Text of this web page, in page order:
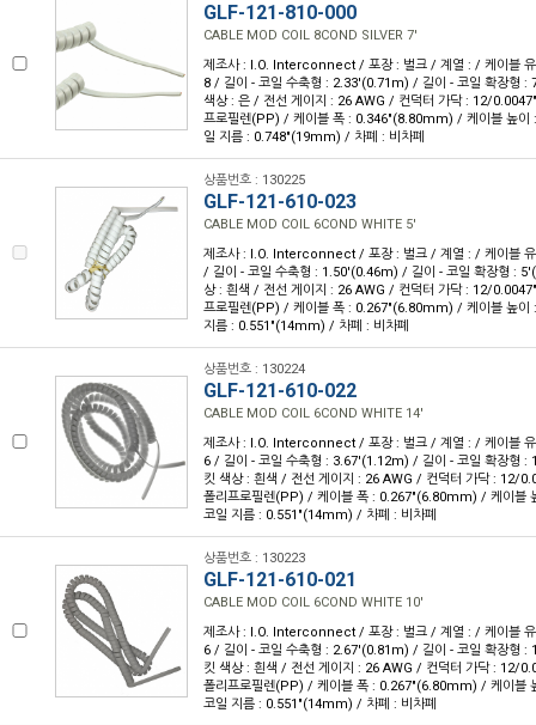
GLF-121-810-000
CABLE MOD COIL 8COND SILVER 7'
제조사 : I.O. Interconnect / 포장 : 벌크 / 계열 : / 케이블
8 / 길이 - 코일 수축형 : 2.33'(0.71m) / 길이 - 코일 확장형
색상 : 은 / 전선 게이지 : 26 AWG / 컨덕터 가닥 : 12/
프로필렌(PP) / 케이블 폭 : 0.346"(8.80mm) / 케이블 높
일 지름 : 0.748"(19mm) / 차폐 : 비차폐
상품번호 : 130225
GLF-121-610-023
CABLE MOD COIL 6COND WHITE 5'
제조사 : I.O. Interconnect / 포장 : 벌크 / 계열 : / 케이블
/ 길이 - 코일 수축형 : 1.50'(0.46m) / 길이 - 코일 확장형 :
상 : 흰색 / 전선 게이지 : 26 AWG / 컨덕터 가닥 : 12/
프로필렌(PP) / 케이블 폭 : 0.267"(6.80mm) / 케이블 높
지름 : 0.551"(14mm) / 차폐 : 비차폐
상품번호 : 130224
GLF-121-610-022
CABLE MOD COIL 6COND WHITE 14'
제조사 : I.O. Interconnect / 포장 : 벌크 / 계열 : / 케이블
6 / 길이 - 코일 수축형 : 3.67'(1.12m) / 길이 - 코일 확장형
킷 색상 : 흰색 / 전선 게이지 : 26 AWG / 컨덕터 가닥 : 12/
폴리프로필렌(PP) / 케이블 폭 : 0.267"(6.80mm) / 케이
코일 지름 : 0.551"(14mm) / 차폐 : 비차폐
상품번호 : 130223
GLF-121-610-021
CABLE MOD COIL 6COND WHITE 10'
제조사 : I.O. Interconnect / 포장 : 벌크 / 계열 : / 케이블
6 / 길이 - 코일 수축형 : 2.67'(0.81m) / 길이 - 코일 확장형
킷 색상 : 흰색 / 전선 게이지 : 26 AWG / 컨덕터 가닥 : 12/
폴리프로필렌(PP) / 케이블 폭 : 0.267"(6.80mm) / 케이
코일 지름 : 0.551"(14mm) / 차폐 : 비차폐